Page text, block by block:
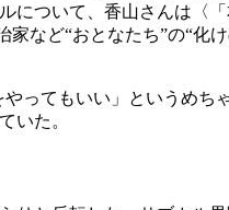
ついて、香山さんは〈
など“おとなたち”の“化
ってもいい」というめち
いた。